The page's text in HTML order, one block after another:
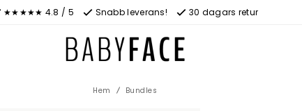
★★★★★ 4.8 / 5 Snabb leverans! 30 dagars retur
Hem Bundles